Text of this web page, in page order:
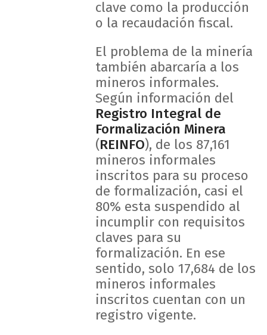
clave como la producción
o la recaudación fiscal.
El problema de la minería
también abarcaría a los
mineros informales.
Según información del
Registro Integral de
Formalización Minera
(REINFO), de los 87,161
mineros informales
inscritos para su proceso
de formalización, casi el
80% esta suspendido al
incumplir con requisitos
claves para su
formalización. En ese
sentido, solo 17,684 de los
mineros informales
inscritos cuentan con un
registro vigente.